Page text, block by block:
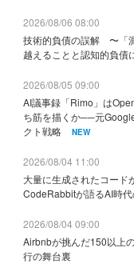
2026/08/06 08:00
技術的負債の誤解 〜「
越えることと認知的負債
2026/08/05 09:00
AI議事録「Rimo」は
ち筋を描くか──元
クト戦略
NEW
2026/08/04 11:00
大量に生成されたコード
CodeRabbitが語るAI時
2026/08/04 09:00
Airbnbが挑んだ150以上
行の舞台裏